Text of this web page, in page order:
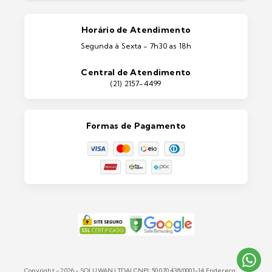
Portas e Janelas
Máquinas e Equipamentos
Lixeiras e Contentores
Horário de Atendimento
Segunda à Sexta - 7h30 as 18h
Central de Atendimento
(21) 2157-4499
Formas de Pagamento